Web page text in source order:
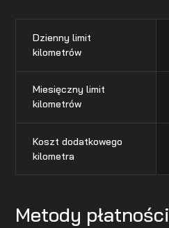
Dzienny limit
kilometrów
Miesięczny limit
kilometrów
Koszt dodatkowego
kilometra
Metody płatności